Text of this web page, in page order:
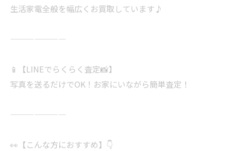
生活家電全般を幅広くお買取しています♪
———————
📱【LINEでらくらく査定📸】
写真を送るだけでOK！お家にいながら簡単査定！
———————
👀【こんな方におすすめ】👇